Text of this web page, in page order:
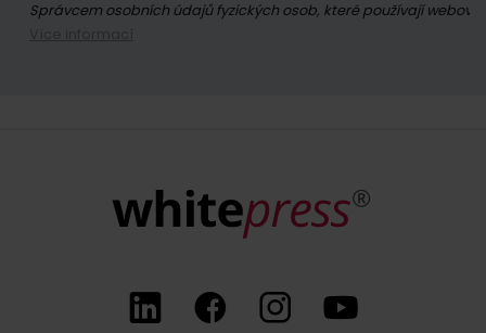
Správcem osobních údajů fyzických osob, které používají webové